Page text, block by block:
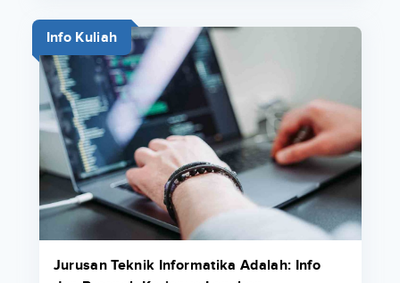
Info Kuliah
Jurusan Teknik Informatika Adalah: Info